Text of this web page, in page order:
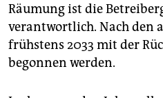
Räumung ist die
verantwortlich. Nach den
frühstens 2033 mit der
begonnen werden.